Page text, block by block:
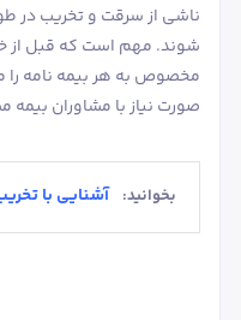
ناشی از سرقت و تخریب در
شوند. مهم است که قبل از
مخصوص به هر بیمه ‌نامه را
صورت نیاز با مشاوران بیمه
بخوانید: آشنایی با